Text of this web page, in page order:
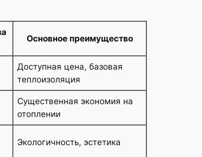
Основное преимущество
Доступная цена, базовая
теплоизоляция
Существенная экономия на
отоплении
Экологичность, эстетика